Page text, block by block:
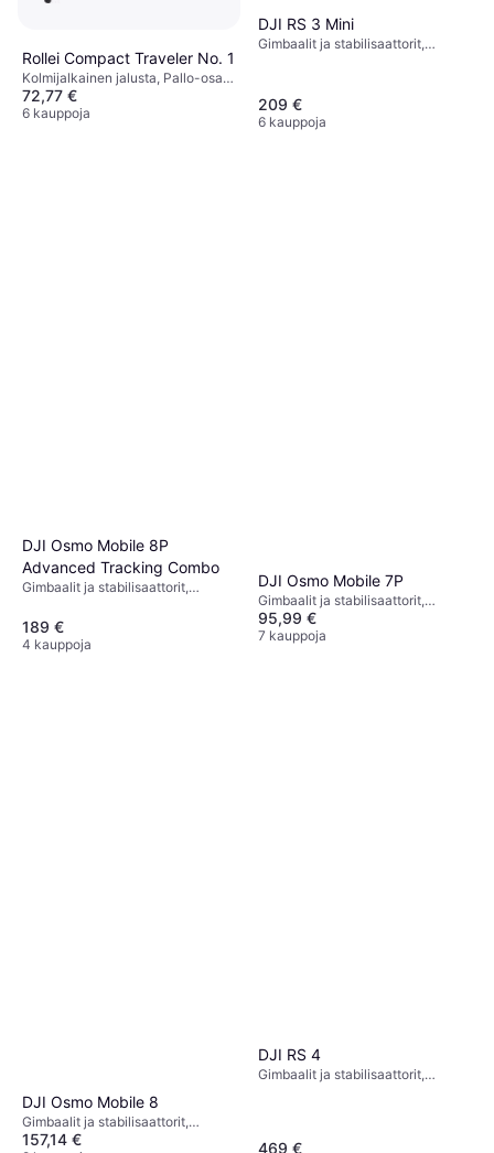
Rollei Compact Traveler No. 1
Kolmijalkainen jalusta, Pallo-osa,
Puhelinteline
72,77 €
6 kauppoja
DJI RS 3 Mini
Gimbaalit ja stabilisaattorit,
209 €
6 kauppoja
DJI Osmo Mobile 8P
Advanced Tracking Combo
Gimbaalit ja stabilisaattorit,
189 €
4 kauppoja
DJI Osmo Mobile 7P
Gimbaalit ja stabilisaattorit,
Puhelinteline
95,99 €
7 kauppoja
DJI Osmo Mobile 8
Gimbaalit ja stabilisaattorit,
Puhelinteline
157,14 €
DJI RS 4
Gimbaalit ja stabilisaattorit,
469 €